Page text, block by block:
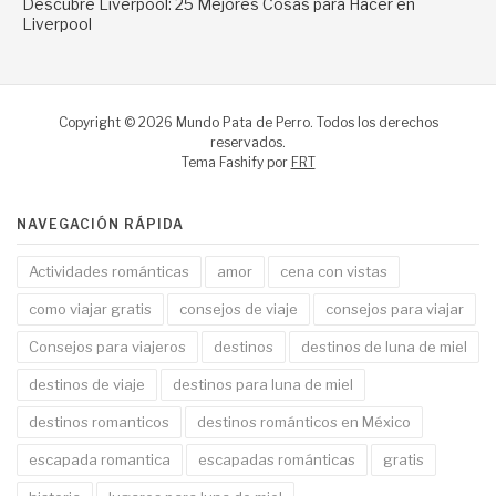
Liverpool
Copyright © 2026 Mundo Pata de Perro. Todos los derechos
reservados.
Tema Fashify por FRT
NAVEGACIÓN RÁPIDA
Actividades románticas amor cena con vistas
como viajar gratis consejos de viaje consejos para viajar
Consejos para viajeros destinos destinos de luna de miel
destinos de viaje destinos para luna de miel
destinos romanticos destinos románticos en México
escapada romantica escapadas románticas gratis